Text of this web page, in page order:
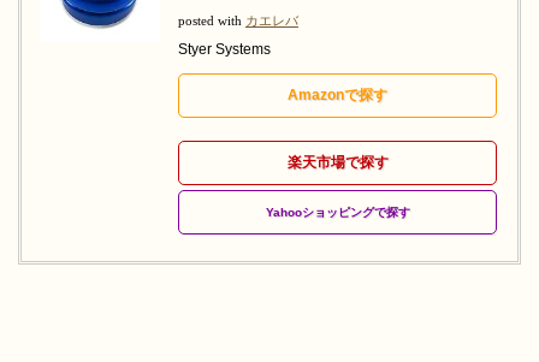
posted with カエレバ
Styer Systems
Amazonで探す
楽天市場で探す
Yahooショッピングで探す